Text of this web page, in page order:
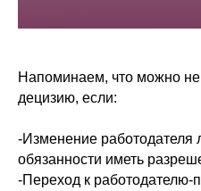
Напоминаем, что можно не
децизию, если:
-Изменение работодателя
обязанности иметь
-Переход к работодателю-